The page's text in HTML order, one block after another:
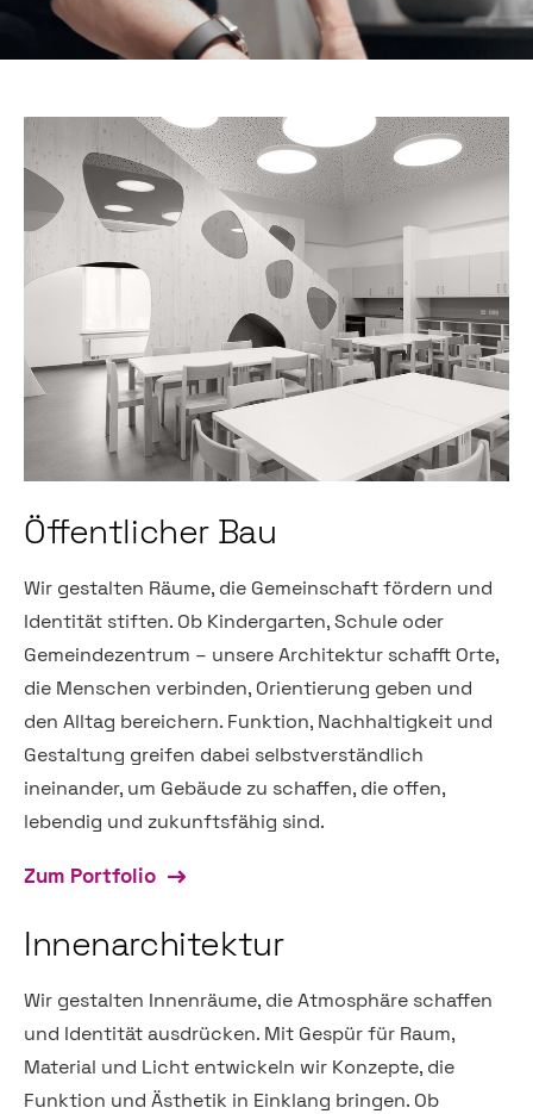
Öffentlicher Bau
Wir gestalten Räume, die Gemeinschaft fördern und
Identität stiften. Ob Kindergarten, Schule oder
Gemeindezentrum – unsere Architektur schafft Orte,
die Menschen verbinden, Orientierung geben und
den Alltag bereichern. Funktion, Nachhaltigkeit und
Gestaltung greifen dabei selbstverständlich
ineinander, um Gebäude zu schaffen, die offen,
lebendig und zukunftsfähig sind.
Zum Portfolio
Innenarchitektur
Wir gestalten Innenräume, die Atmosphäre schaffen
und Identität ausdrücken. Mit Gespür für Raum,
Material und Licht entwickeln wir Konzepte, die
Funktion und Ästhetik in Einklang bringen. Ob